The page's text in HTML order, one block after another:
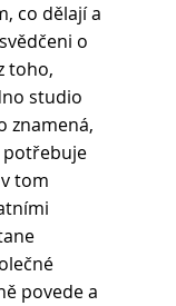
co dělají a
o
toho,
studio
znamená,
potřebuje
tom
povede a